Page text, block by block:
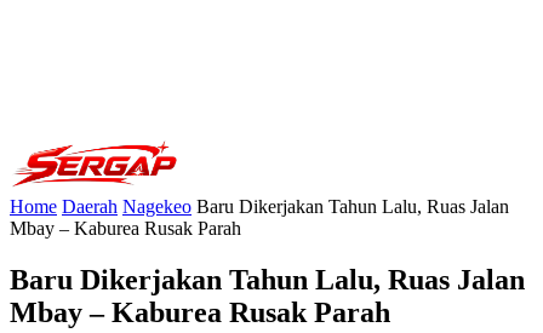
Home Daerah Nagekeo Baru Dikerjakan Tahun Lalu, Ruas Jalan
Mbay – Kaburea Rusak Parah
Baru Dikerjakan Tahun Lalu, Ruas Jalan
Mbay – Kaburea Rusak Parah